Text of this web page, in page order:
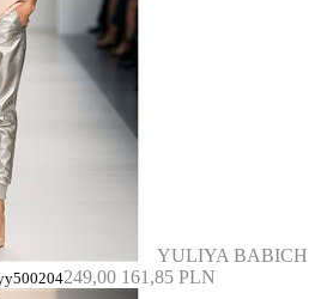
YULIYA BABICH
249,00 161,85 PLN